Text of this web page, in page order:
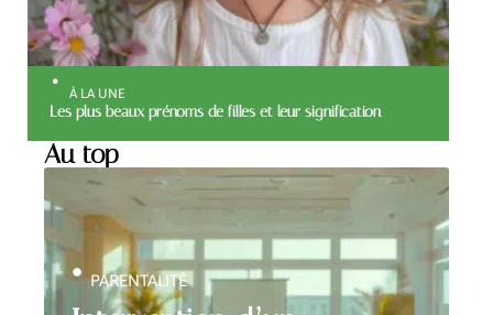
À LA UNE
Les plus beaux prénoms de filles et leur signification
Au top
PARENTALITÉ